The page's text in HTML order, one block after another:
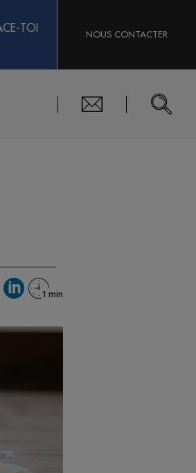
TOI
NOUS CONTACTER